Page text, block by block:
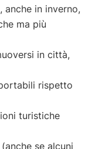
anche in inverno,
ma più
in città,
rispetto
turistiche
se alcuni